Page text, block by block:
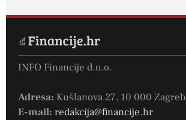
INFO Financije d.o.o.
Adresa: Kušlanova 27, 10 000 Zagreb
E-mail: redakcija@financije.hr